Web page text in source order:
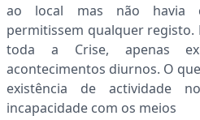
ao local mas não havia
permitissem qualquer registo.
toda a Crise, apenas
acontecimentos diurnos. O
existência de actividade
incapacidade com os meios